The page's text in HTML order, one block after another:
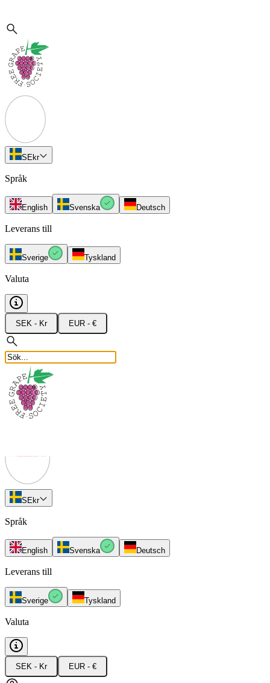
SEkr
Språk
English Svenska Deutsch
Leverans till
Sverige Tyskland
Valuta
SEK - Kr EUR - €
SEkr
Språk
English Svenska Deutsch
Leverans till
Sverige Tyskland
Valuta
SEK - Kr EUR - €